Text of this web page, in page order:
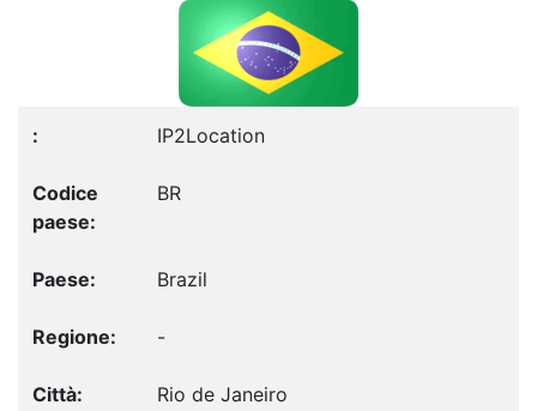
IP2Location
BR
Brazil
-
Rio de Janeiro